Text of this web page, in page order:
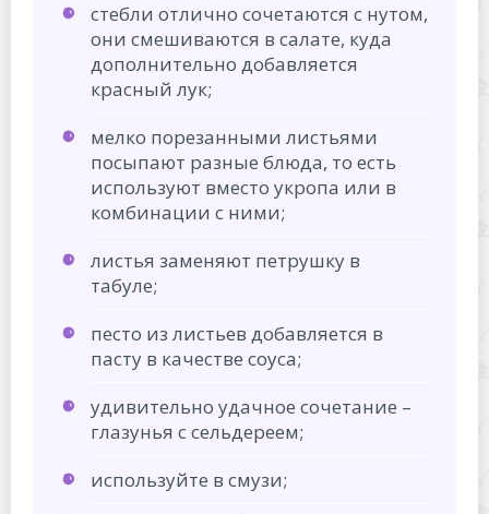
стебли отлично сочетаются с нутом,
они смешиваются в салате, куда
дополнительно добавляется
красный лук;
мелко порезанными листьями
посыпают разные блюда, то есть
используют вместо укропа или в
комбинации с ними;
листья заменяют петрушку в
табуле;
песто из листьев добавляется в
пасту в качестве соуса;
удивительно удачное сочетание –
глазунья с сельдереем;
используйте в смузи;